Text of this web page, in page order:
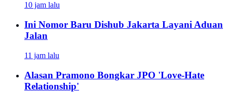
10 jam lalu
Ini Nomor Baru Dishub Jakarta Layani Aduan
Jalan
11 jam lalu
Alasan Pramono Bongkar JPO 'Love-Hate
Relationship'